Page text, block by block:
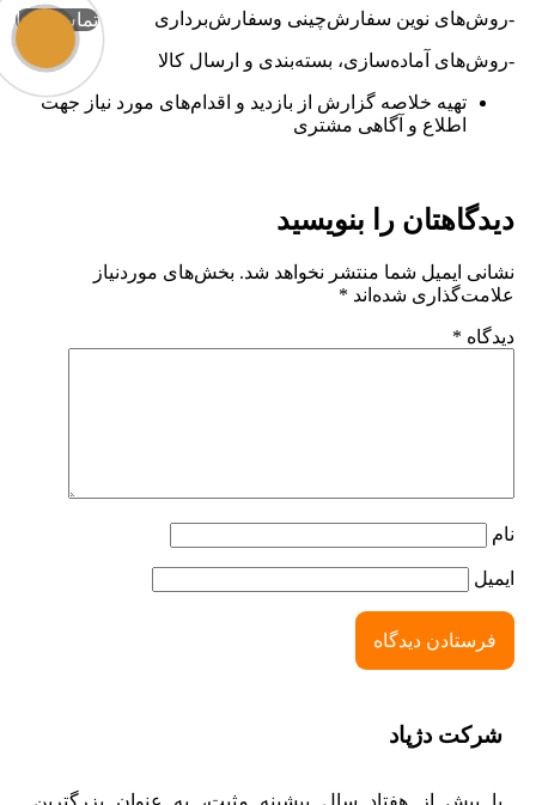
-روش‌های نوين سفارش‌چينی وسفارش‌برداری
-روش‌های آماده‌سازی، بسته‌بندی و ارسال کالا
تهیه خلاصه گزارش از بازدید و اقدام‌های مورد نیاز جهت
اطلاع و آگاهی مشتری
دیدگاهتان را بنویسید
نشانی ایمیل شما منتشر نخواهد شد. بخش‌های موردنیاز
علامت‌گذاری شده‌اند *
دیدگاه *
نام
ایمیل
شركت دژپاد
با بیش از هفتاد سال پیشینه مثبت، به عنوان بزرگترین
تماس با ما